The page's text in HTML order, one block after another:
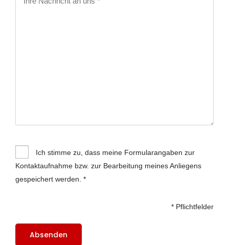
Ich stimme zu, dass meine Formularangaben zur
Kontaktaufnahme bzw. zur Bearbeitung meines Anliegens
gespeichert werden. *
* Pflichtfelder